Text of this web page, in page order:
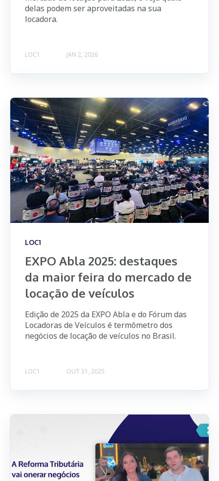
delas podem ser aproveitadas na sua
locadora.
LOC1 JAN 2, 2026
LOC1
EXPO Abla 2025: destaques
da maior feira do mercado de
locação de veículos
Edição de 2025 da EXPO Abla e do Fórum das
Locadoras de Veículos é termômetro dos
negócios de locação de veículos no Brasil.
LOC1 OUT 31, 2025